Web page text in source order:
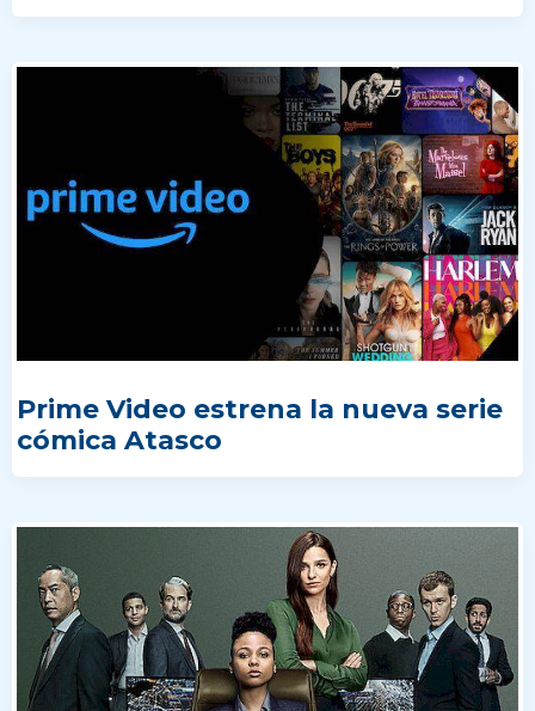
Prime Video estrena la nueva serie
cómica Atasco